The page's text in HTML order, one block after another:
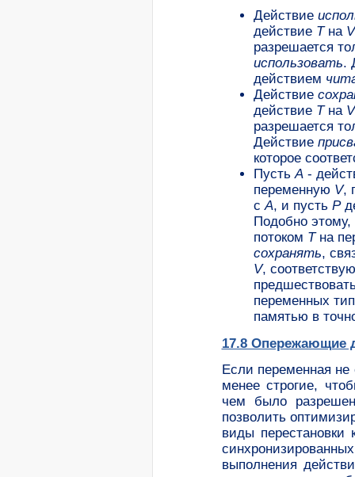
Действие
действие Tна V
разрешается
использовать.
действием
Действие
действие Tна V
разрешается
Действие
которое
ПустьА-
переменную V,
сA, и пусть P
Подобно
потоком Tна
сохранять,
V,
переменных
памятью в
17.8 Опережающие
Если переменная
менее строгие,
чем было
позволить
виды
выполнения